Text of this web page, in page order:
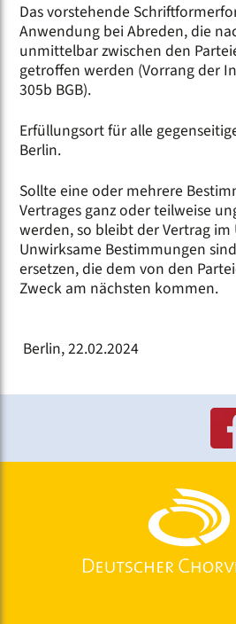
Das vorstehende
Anwendung bei Abreden, die
unmittelbar zwischen den
getroffen werden (Vorrang der
305b BGB).
Erfüllungsort für alle
Berlin.
Sollte eine oder mehrere
Vertrages ganz oder teilweise
werden, so bleibt der Vertrag
Unwirksame Bestimmungen
ersetzen, die dem von den
Zweck am nächsten kommen.
Berlin, 22.02.2024